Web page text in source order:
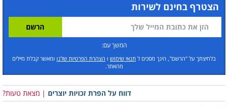
הצטרף בחינם לשירות
המשך עם:
בלחיצתך על "הרשם", הינך מסכים ל תנאי שימוש ו הצהרת הפרטיות שלנו ומאשר קבלת מיילים
מהאתר.
דווח על הפרת זכויות יוצרים | מצאת טעות?